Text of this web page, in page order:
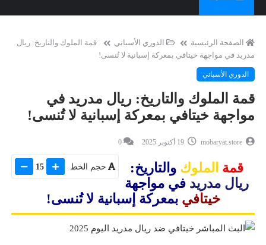
الصفحة الرئيسية الدوري الأسباني
قمة الملوك والتاريخ: ريال
مدريد في مواجهة خيتافي بمعركة إسبانية لا تُنسى!
الدوري الأسباني
قمة الملوك والتاريخ: ريال مدريد في
مواجهة خيتافي بمعركة إسبانية لا تُنسى!
mobaryat.store
0
حجم الخط 15 قمة الملوك والتاريخ:
ريال مدريد في مواجهة
خيتافي بمعركة إسبانية لا تُنسى!